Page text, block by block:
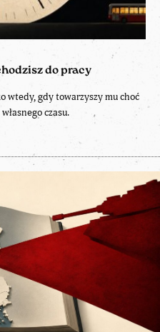
do pracy
wtedy, gdy towarzyszy mu choć
czasu.